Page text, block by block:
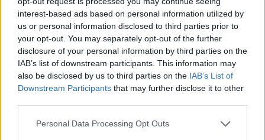
interest-based ads based on personal information utilized by
us or personal information disclosed to third parties prior to
your opt-out. You may separately opt-out of the further
disclosure of your personal information by third parties on the
IAB’s list of downstream participants. This information may
also be disclosed by us to third parties on the IAB’s List of
Downstream Participants that may further disclose it to other
Personal Data Processing Opt Outs
Minka 12. rész
Minka 11. rész
T. szereti a fiatal lányokat 14. rész